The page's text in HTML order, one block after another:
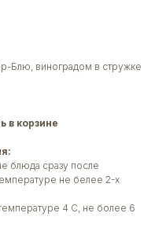
Блю, виноградом в стружке
в корзине
блюда сразу после
не белее 2-х
4 С, не более 6